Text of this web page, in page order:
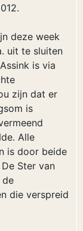
deze week
uit te sluiten
is via
zijn dat er
is
Alle
is door beide
Ster van
de
die verspreid